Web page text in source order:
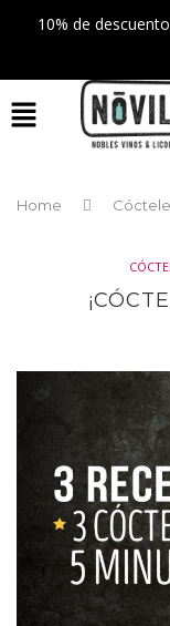
10% de
Home